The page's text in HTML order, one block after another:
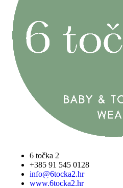
6 točka 2
+385 91 545 0128
info@6tocka2.hr
www.6tocka2.hr